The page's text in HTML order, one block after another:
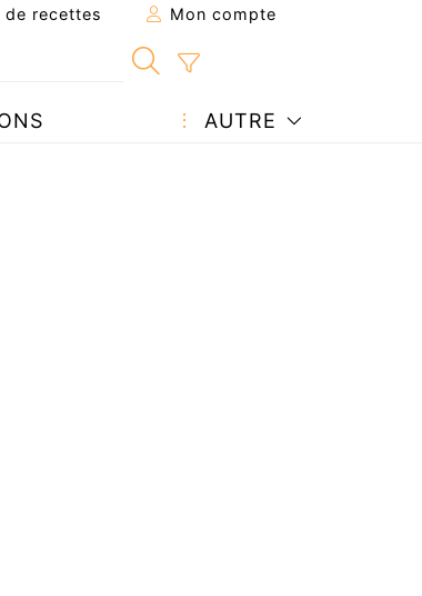
de recettes Mon compte
AUTRE